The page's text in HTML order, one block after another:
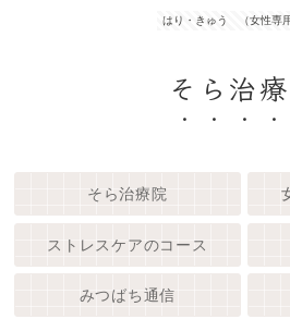
はり・きゅう （女性専用
そら治
そら治療院
ストレスケアのコース
みつばち通信